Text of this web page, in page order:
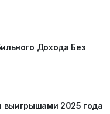
Дохода Без
выигрышами 2025 года